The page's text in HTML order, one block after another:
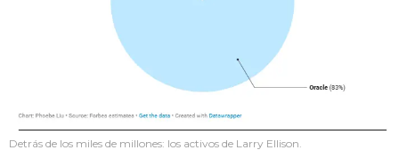
Detrás de los miles de millones: los activos de Larry Ellison.